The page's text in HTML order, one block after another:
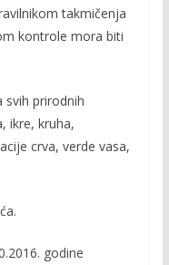
takmičenja
kontrole mora biti
svih prirodnih
ikre, kruha,
crva, verde vasa,
godine